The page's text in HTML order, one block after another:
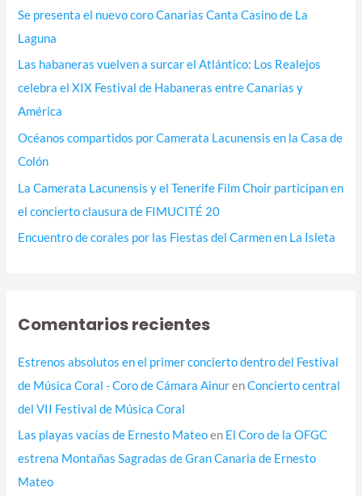
Se presenta el nuevo coro Canarias Canta Casino de La
Laguna
Las habaneras vuelven a surcar el Atlántico: Los Realejos
celebra el XIX Festival de Habaneras entre Canarias y
América
Océanos compartidos por Camerata Lacunensis en la Casa de
Colón
La Camerata Lacunensis y el Tenerife Film Choir participan en
el concierto clausura de FIMUCITÉ 20
Encuentro de corales por las Fiestas del Carmen en La Isleta
Comentarios recientes
Estrenos absolutos en el primer concierto dentro del Festival
de Música Coral - Coro de Cámara AinurenConcierto central
del VII Festival de Música Coral
Las playas vacías de Ernesto Mateoen El Coro de la OFGC
estrena Montañas Sagradas de Gran Canaria de Ernesto
Mateo